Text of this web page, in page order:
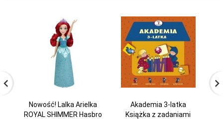
Nowość! Lalka Arielka
ROYAL SHIMMER Hasbro
Akademia 3-latka
Książka z zadaniami